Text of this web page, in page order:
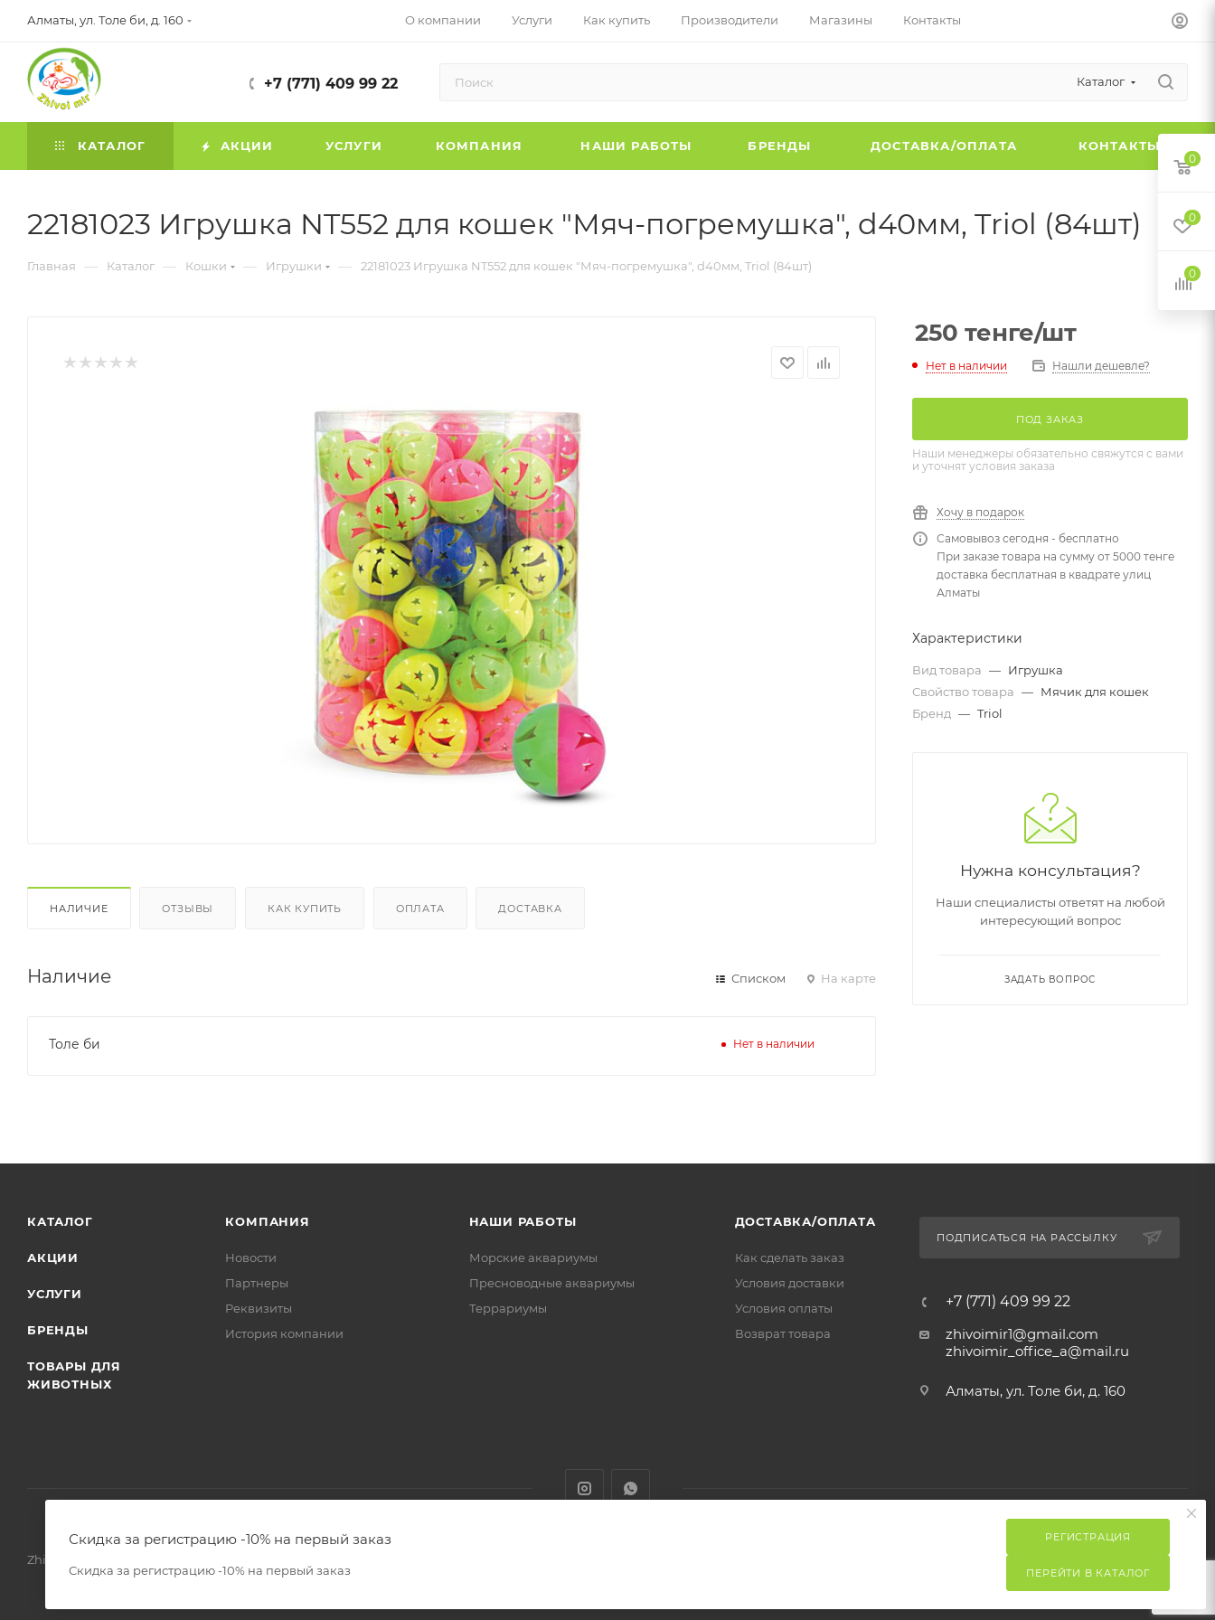
Алматы, ул. Толе би, д. 160 О компании Услуги Как купить Производители Магазины Контакты
+7 (771) 409 99 22 Каталог
КАТАЛОГ АКЦИИ УСЛУГИ КОМПАНИЯ НАШИ РАБОТЫ БРЕНДЫ ДОСТАВКА/ОПЛАТА КОНТАКТЫ
22181023 Игрушка NT552 для кошек "Мяч-погремушка", d40мм, Triol (84шт)
Главная — Каталог — Кошки — Игрушки — 22181023 Игрушка NT552 для кошек "Мяч-погремушка", d40мм, Triol (84шт)
НАЛИЧИЕ ОТЗЫВЫ КАК КУПИТЬ ОПЛАТА ДОСТАВКА
Наличие Списком На карте
Толе би Нет в наличии
250 тенге/шт
Нет в наличии Нашли дешевле?
ПОД ЗАКАЗ
Наши менеджеры обязательно свяжутся с вами
и уточнят условия заказа
Хочу в подарок
Самовывоз сегодня - бесплатно
При заказе товара на сумму от 5000 тенге
доставка бесплатная в квадрате улиц
Алматы
Характеристики
Вид товара — Игрушка
Свойство товара — Мячик для кошек
Бренд — Triol
Нужна консультация?
Наши специалисты ответят на любой
интересующий вопрос
ЗАДАТЬ ВОПРОС
КАТАЛОГ
АКЦИИ
УСЛУГИ
БРЕНДЫ
ТОВАРЫ ДЛЯ
ЖИВОТНЫХ
КОМПАНИЯ
Новости
Партнеры
Реквизиты
История компании
НАШИ РАБОТЫ
Морские аквариумы
Пресноводные аквариумы
Террариумы
ДОСТАВКА/ОПЛАТА
Как сделать заказ
Условия доставки
Условия оплаты
Возврат товара
ПОДПИСАТЬСЯ НА РАССЫЛКУ
+7 (771) 409 99 22
zhivoimir1@gmail.com
zhivoimir_office_a@mail.ru
Алматы, ул. Толе би, д. 160
Zhivoimir.kz 2026 © – Интернет-зоомагазин для питомцев и животных с доставкой товаров по Алматы и Казахстану
0
0
0
Скидка за регистрацию -10% на первый заказ
Скидка за регистрацию -10% на первый заказ
РЕГИСТРАЦИЯ
ПЕРЕЙТИ В КАТАЛОГ